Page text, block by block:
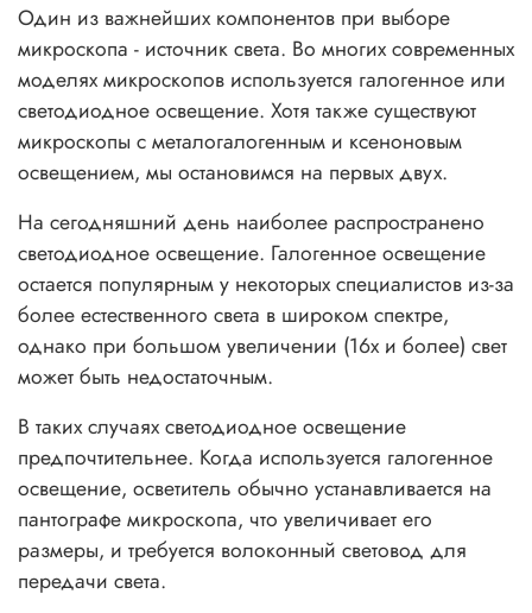
Один из важнейших компонентов при выборе
микроскопа - источник света. Во многих современных
моделях микроскопов используется галогенное или
светодиодное освещение. Хотя также существуют
микроскопы с металогалогенным и ксеноновым
освещением, мы остановимся на первых двух.
На сегодняшний день наиболее распространено
светодиодное освещение. Галогенное освещение
остается популярным у некоторых специалистов из-за
более естественного света в широком спектре,
однако при большом увеличении (16х и более) свет
может быть недостаточным.
В таких случаях светодиодное освещение
предпочтительнее. Когда используется галогенное
освещение, осветитель обычно устанавливается на
пантографе микроскопа, что увеличивает его
размеры, и требуется волоконный световод для
передачи света.